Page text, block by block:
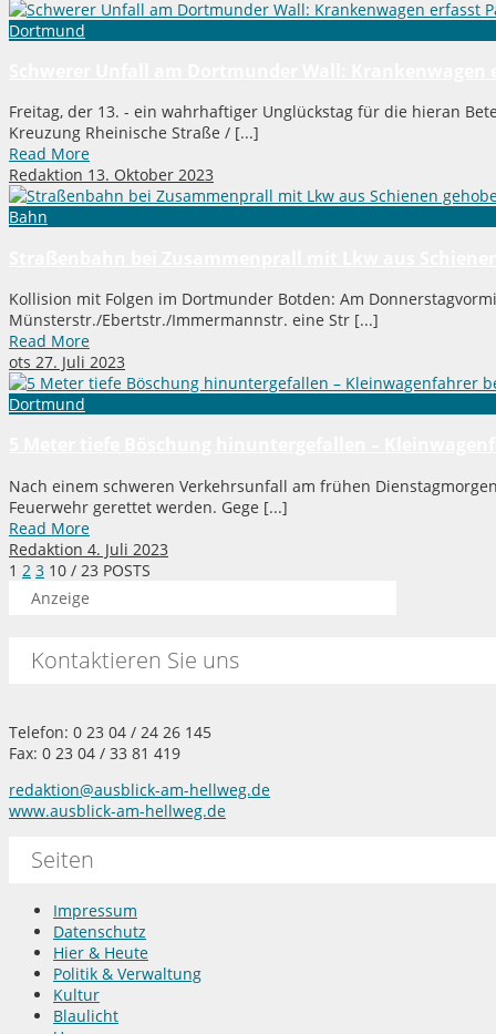
Dortmund
Freitag, der 13. - ein wahrhaftiger Unglückstag für die hieran
Kreuzung Rheinische Straße / [...]
Read More
Redaktion 13. Oktober 2023
Bahn
Kollision mit Folgen im Dortmunder Botden: Am
Münsterstr./Ebertstr./Immermannstr. eine Str [...]
Read More
ots 27. Juli 2023
Dortmund
Nach einem schweren Verkehrsunfall am frühen
Feuerwehr gerettet werden. Gege [...]
Read More
Redaktion 4. Juli 2023
1 2 3 10 / 23 POSTS
Anzeige
Kontaktieren Sie uns
Telefon: 0 23 04 / 24 26 145
Fax: 0 23 04 / 33 81 419
redaktion@ausblick-am-hellweg.de
www.ausblick-am-hellweg.de
Seiten
Impressum
Datenschutz
Hier & Heute
Politik & Verwaltung
Kultur
Blaulicht